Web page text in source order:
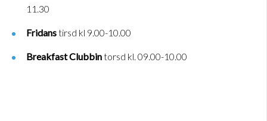
11.30
Fridanstirsd kl 9.00-10.00
Breakfast Clubbintorsd kl. 09.00-10.00